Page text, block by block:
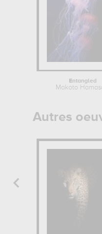
Entangled
Makoto
Autres